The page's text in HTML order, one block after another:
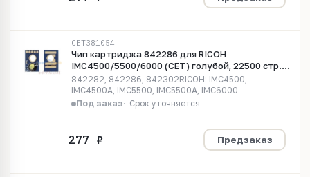
CET381054
Чип картриджа 842286 для RICOH
IMC4500/5500/6000 (CET) голубой, 22500 стр.,
CET381054
842282, 842286, 842302RICOH: IMC4500,
IMC4500A, IMC5500, IMC5500A, IMC6000
Под заказ
Срок уточняется
Предзаказ